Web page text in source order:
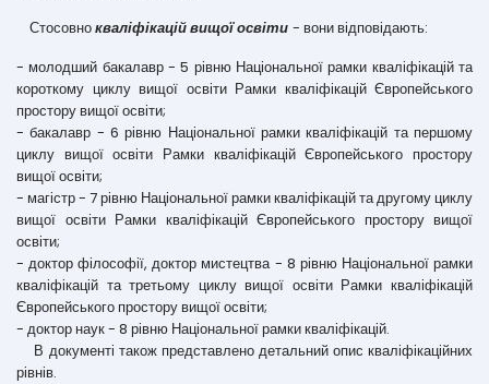
Стосовнокваліфікацій вищої освіти - вони відповідають:
- молодший бакалавр - 5 рівню Національної рамки кваліфікацій та
короткому циклу вищої освіти Рамки кваліфікацій Європейського
простору вищої освіти;
- бакалавр - 6 рівню Національної рамки кваліфікацій та першому
циклу вищої освіти Рамки кваліфікацій Європейського простору
вищої освіти;
- магістр - 7 рівню Національної рамки кваліфікацій та другому циклу
вищої освіти Рамки кваліфікацій Європейського простору вищої
освіти;
- доктор філософії, доктор мистецтва - 8 рівню Національної рамки
кваліфікацій та третьому циклу вищої освіти Рамки кваліфікацій
Європейського простору вищої освіти;
- доктор наук - 8 рівню Національної рамки кваліфікацій.
В документі також представлено детальний опис кваліфікаційних
рівнів.